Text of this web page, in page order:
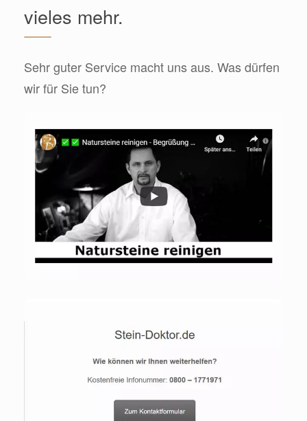
vieles mehr.
Sehr guter Service macht uns aus. Was dürfen
wir für Sie tun?